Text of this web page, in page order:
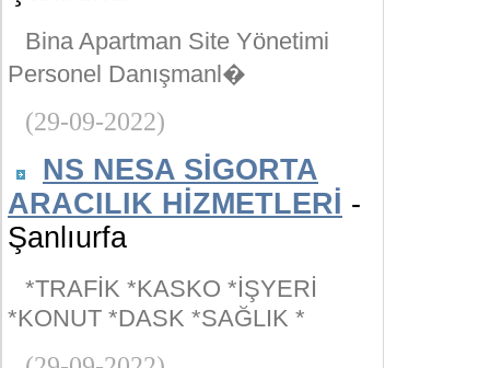
Bina Apartman Site Yönetimi
Personel Danışmanl�
(29-09-2022)
NS NESA SİGORTA
ARACILIK HİZMETLERİ -
Şanlıurfa
*TRAFİK *KASKO *İŞYERİ
*KONUT *DASK *SAĞLIK *